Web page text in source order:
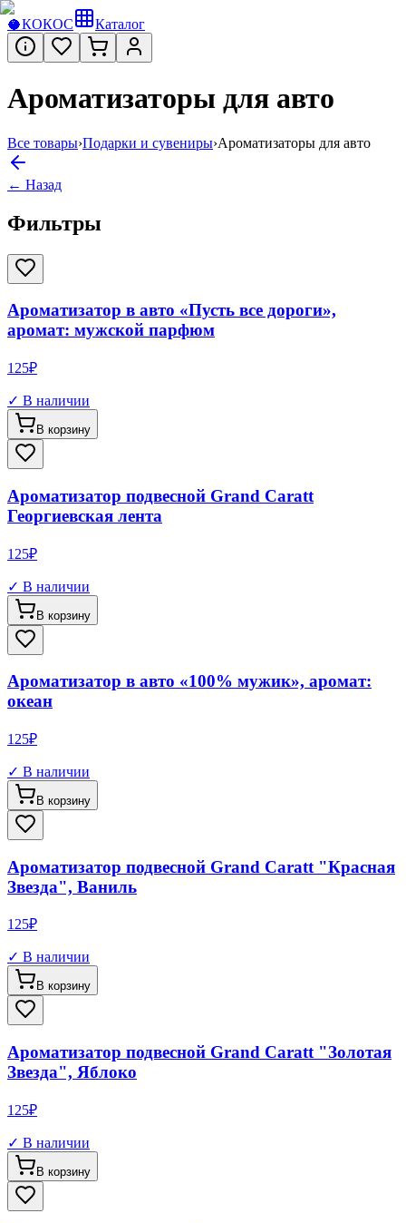
🥥КОКОС Каталог
Ароматизаторы для авто
Все товары›Подарки и сувениры›Ароматизаторы для авто
← Назад
Фильтры
Ароматизатор в авто «Пусть все дороги»,
аромат: мужской парфюм
125₽
✓ В наличии
В корзину
Ароматизатор подвесной Grand Caratt
Георгиевская лента
125₽
✓ В наличии
В корзину
Ароматизатор в авто «100% мужик», аромат:
океан
125₽
✓ В наличии
В корзину
Ароматизатор подвесной Grand Caratt "Красная
Звезда", Ваниль
125₽
✓ В наличии
В корзину
Ароматизатор подвесной Grand Caratt "Золотая
Звезда", Яблоко
125₽
✓ В наличии
В корзину